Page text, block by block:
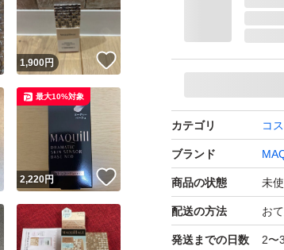
カテゴリ コ
ブランド
商品の状態 未
配送の方法 お
発送までの日数 2〜
いいね！
1,900円
いいね！
2,220円
最大10%対象